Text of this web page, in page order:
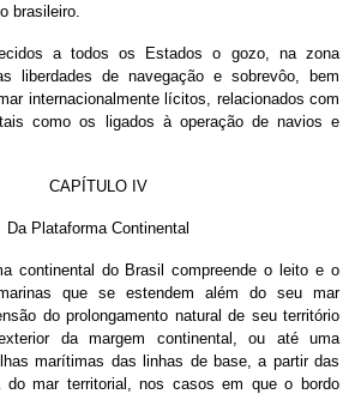
brasileiro.
a todos os Estados o gozo, na zona
liberdades de navegação e sobrevôo, bem
internacionalmente lícitos, relacionados com
como os ligados à operação de navios e
CAPÍTULO IV
Da Plataforma Continental
continental do Brasil compreende o leito e o
que se estendem além do seu mar
do prolongamento natural de seu território
da margem continental, ou até uma
marítimas das linhas de base, a partir das
do mar territorial, nos casos em que o bordo